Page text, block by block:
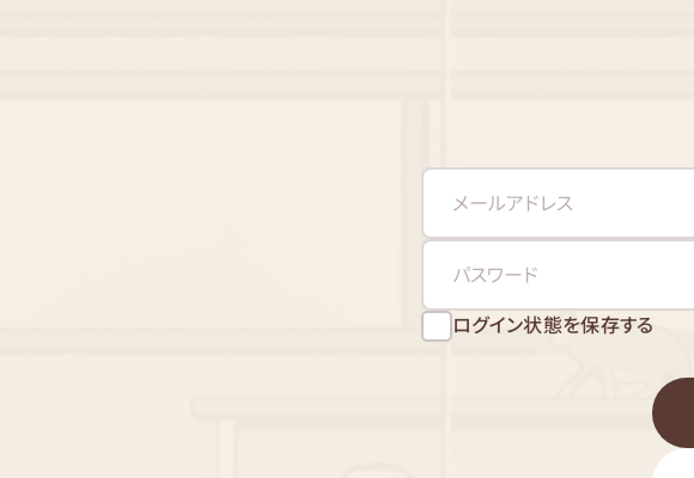
ログイン状態を保存する